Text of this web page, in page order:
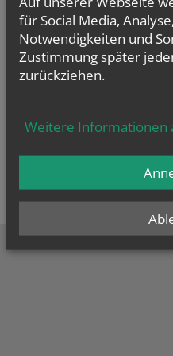
für Social Media,
Notwendigkeiten und
Zustimmung später
zurückziehen.
Weitere Informationen